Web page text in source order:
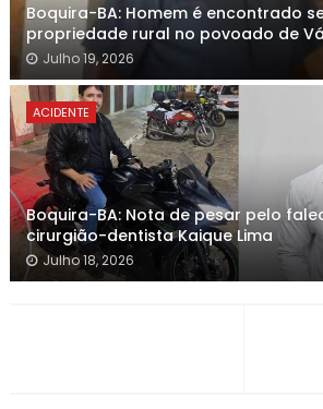
Boquira-BA: Homem é encontrado
propriedade rural no povoado de
Julho 19, 2026
ACIDENTE
Boquira-BA: Nota de pesar pelo
cirurgião-dentista Kaique Lima
Julho 18, 2026